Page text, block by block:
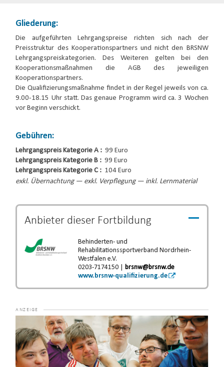
Gliederung:
Die aufgeführten Lehrgangspreise richten sich nach der
Preisstruktur des Kooperationspartners und nicht den BRSNW
Lehrgangspreiskategorien. Des Weiteren gelten bei den
Kooperationsmaßnahmen die AGB des jeweiligen
Kooperationspartners.
Die Qualifizierungsmaßnahme findet in der Regel jeweils von ca.
9.00-18.15 Uhr statt. Das genaue Programm wird ca. 3 Wochen
vor Beginn verschickt.
Gebühren:
Lehrgangspreis Kategorie A : 99 Euro
Lehrgangspreis Kategorie B : 99 Euro
Lehrgangspreis Kategorie C : 104 Euro
exkl. Übernachtung — exkl. Verpflegung — inkl. Lernmaterial
Anbieter dieser Fortbildung
Behinderten- und
Rehabilitationssportverband Nordrhein-
Westfalen e.V.
0203-7174150 |
brsnw@brsnw.de
www.brsnw-qualifizierung.de
Player